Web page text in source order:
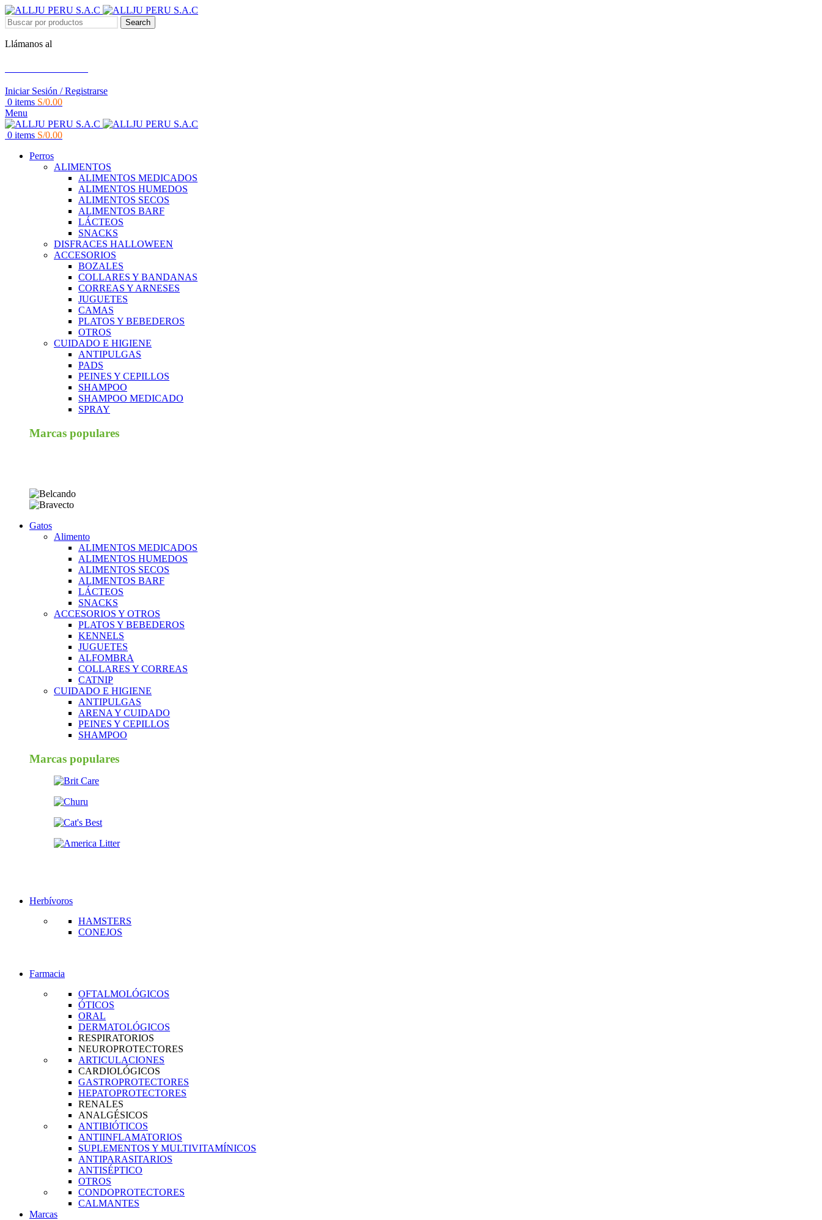
Search
Llámanos al
Iniciar Sesión / Registrarse
0 items S/0.00
Menu
0 items S/0.00
Perros
ALIMENTOS
ALIMENTOS MEDICADOS
ALIMENTOS HUMEDOS
ALIMENTOS SECOS
ALIMENTOS BARF
LÁCTEOS
SNACKS
DISFRACES HALLOWEEN
ACCESORIOS
BOZALES
COLLARES Y BANDANAS
CORREAS Y ARNESES
JUGUETES
CAMAS
PLATOS Y BEBEDEROS
OTROS
CUIDADO E HIGIENE
ANTIPULGAS
PADS
PEINES Y CEPILLOS
SHAMPOO
SHAMPOO MEDICADO
SPRAY
Marcas populares
Gatos
Alimento
ALIMENTOS MEDICADOS
ALIMENTOS HUMEDOS
ALIMENTOS SECOS
ALIMENTOS BARF
LÁCTEOS
SNACKS
ACCESORIOS Y OTROS
PLATOS Y BEBEDEROS
KENNELS
JUGUETES
ALFOMBRA
COLLARES Y CORREAS
CATNIP
CUIDADO E HIGIENE
ANTIPULGAS
ARENA Y CUIDADO
PEINES Y CEPILLOS
SHAMPOO
Marcas populares
Herbívoros
HAMSTERS
CONEJOS
Farmacia
OFTALMOLÓGICOS
ÓTICOS
ORAL
DERMATOLÓGICOS
RESPIRATORIOS
NEUROPROTECTORES
ARTICULACIONES
CARDIOLÓGICOS
GASTROPROTECTORES
HEPATOPROTECTORES
RENALES
ANALGÉSICOS
ANTIBIÓTICOS
ANTIINFLAMATORIOS
SUPLEMENTOS Y MULTIVITAMÍNICOS
ANTIPARASITARIOS
ANTISÉPTICO
OTROS
CONDOPROTECTORES
CALMANTES
Marcas